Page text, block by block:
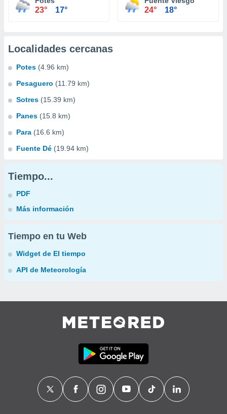
23° 17° 24° 18°
Localidades cercanas
Potes (4.96 km)
Pesaguero (11.79 km)
Sotres (15.39 km)
Panes (15.8 km)
Para (16.6 km)
Fuente Dé (19.94 km)
Tiempo...
PDF
Más información
Tiempo en tu Web
Widget de El tiempo
API de Meteorología